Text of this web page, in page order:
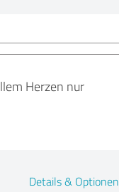
Herzen nur
Details & Optionen